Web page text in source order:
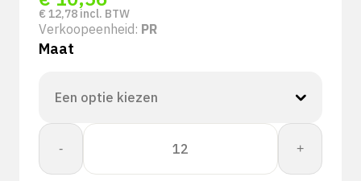
€ 12,78 incl. BTW
Verkoopeenheid: PR
Maat
-
OXXA®
Bald-
Eagle-
+